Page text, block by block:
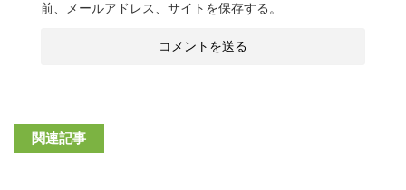
前、メールアドレス、サイトを保存する。
関連記事